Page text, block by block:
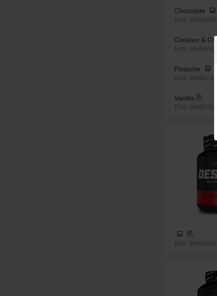
Chocolate
EAN:
Cookies &
EAN:
Pistache
EAN:
Vanilla
EAN:
EAN: